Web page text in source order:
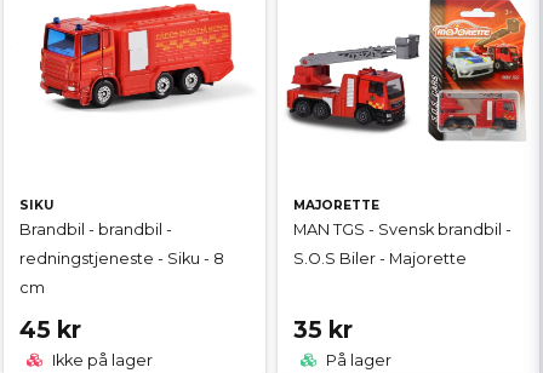
SIKU
Brandbil - brandbil -
redningstjeneste - Siku - 8
cm
45 kr
Ikke på lager
MAJORETTE
MAN TGS - Svensk brandbil -
S.O.S Biler - Majorette
35 kr
På lager